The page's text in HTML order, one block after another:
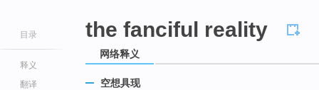
目录
释义
翻译
the fanciful reality
网络释义
空想具现